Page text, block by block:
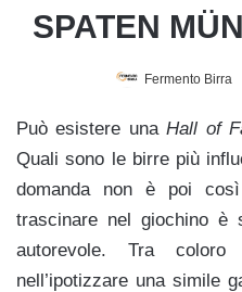
SPATEN
Fermento Birra
Può esistere unaHall of
Quali sono le birre più
domanda non è poi
trascinare nel giochino è
autorevole. Tra
nell’ipotizzare una simile